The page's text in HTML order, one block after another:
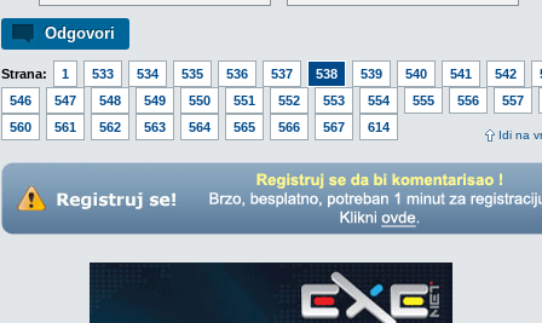
Odgovori
Strana: 1 533 534 535 536 537 538 539 540 541 542
546
547 548 549 550 551 552 553 554 555 556
557
560
561 562 563 564 565 566 567 614
Idi na